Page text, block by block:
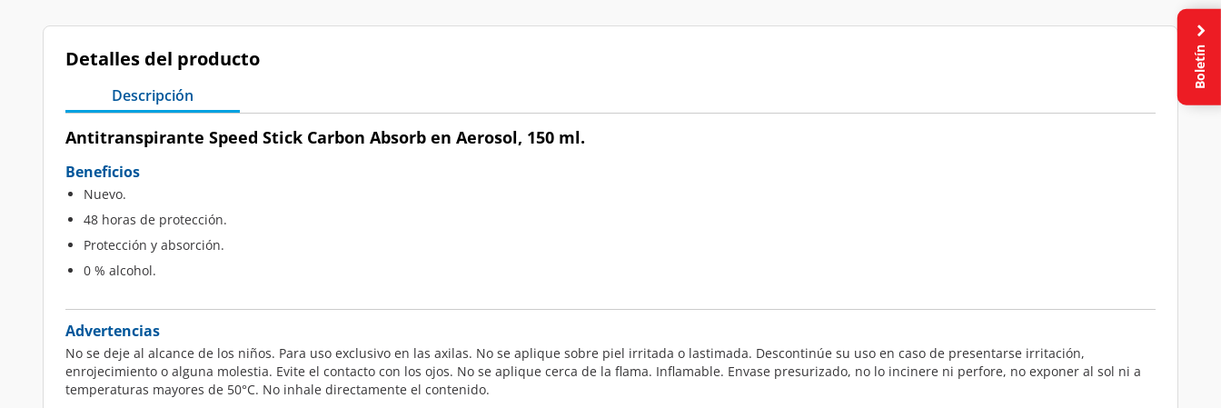
Detalles del producto
Descripción
Antitranspirante Speed Stick Carbon Absorb en Aerosol, 150 ml.
Beneficios
Nuevo.
48 horas de protección.
Protección y absorción.
0 % alcohol.
Advertencias
No se deje al alcance de los niños. Para uso exclusivo en las axilas. No se aplique sobre piel irritada o lastimada. Descontinúe su uso en caso de presentarse irritación,
enrojecimiento o alguna molestia. Evite el contacto con los ojos. No se aplique cerca de la flama. Inflamable. Envase presurizado, no lo incinere ni perfore, no exponer al sol ni a
temperaturas mayores de 50°C. No inhale directamente el contenido.
Boletín